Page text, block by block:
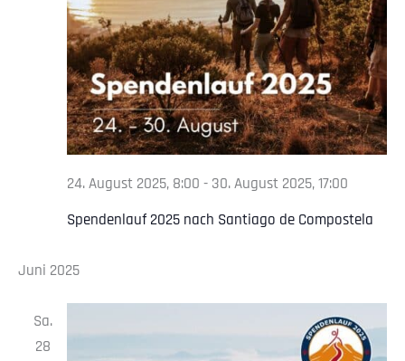
Spendenlauf 2025 nach Santiago de Compostela
24. August 2025, 8:00 - 30. August 2025, 17:00
Juni 2025
Sa.
28